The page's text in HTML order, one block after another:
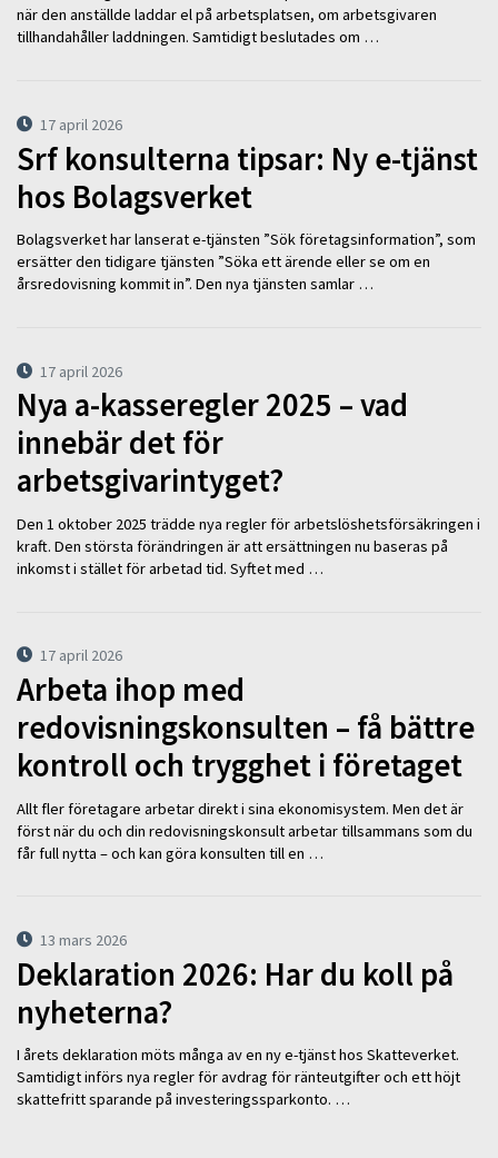
när den anställde laddar el på arbetsplatsen, om arbetsgivaren
tillhandahåller laddningen. Samtidigt beslutades om …
17 april 2026
Srf konsulterna tipsar: Ny e-tjänst
hos Bolagsverket
Bolagsverket har lanserat e-tjänsten ”Sök företagsinformation”, som
ersätter den tidigare tjänsten ”Söka ett ärende eller se om en
årsredovisning kommit in”. Den nya tjänsten samlar …
17 april 2026
Nya a-kasseregler 2025 – vad
innebär det för
arbetsgivarintyget?
Den 1 oktober 2025 trädde nya regler för arbetslöshetsförsäkringen i
kraft. Den största förändringen är att ersättningen nu baseras på
inkomst i stället för arbetad tid. Syftet med …
17 april 2026
Arbeta ihop med
redovisningskonsulten – få bättre
kontroll och trygghet i företaget
Allt fler företagare arbetar direkt i sina ekonomisystem. Men det är
först när du och din redovisningskonsult arbetar tillsammans som du
får full nytta – och kan göra konsulten till en …
13 mars 2026
Deklaration 2026: Har du koll på
nyheterna?
I årets deklaration möts många av en ny e-tjänst hos Skatteverket.
Samtidigt införs nya regler för avdrag för ränteutgifter och ett höjt
skattefritt sparande på investeringssparkonto. …